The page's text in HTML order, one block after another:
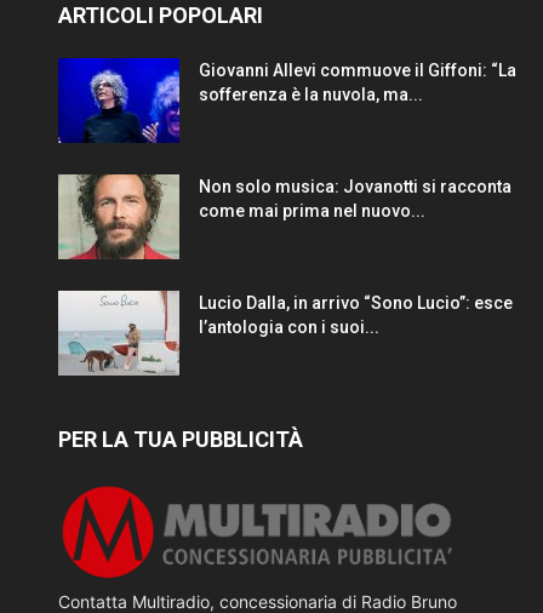
ARTICOLI POPOLARI
Giovanni Allevi commuove il Giffoni: “La
sofferenza è la nuvola, ma...
Non solo musica: Jovanotti si racconta
come mai prima nel nuovo...
Lucio Dalla, in arrivo “Sono Lucio”: esce
l’antologia con i suoi...
PER LA TUA PUBBLICITÀ
Contatta Multiradio, concessionaria di Radio Bruno